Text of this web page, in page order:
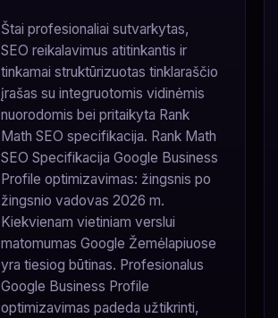
Štai profesionaliai sutvarkytas,
SEO reikalavimus atitinkantis ir
tinkamai struktūrizuotas tinklaraščio
įrašas su integruotomis vidinėmis
nuorodomis bei pritaikyta Rank
Math SEO specifikacija. Rank Math
SEO Specifikacija Google Business
Profile optimizavimas: žingsnis po
žingsnio vadovas 2026 m.
Kiekvienam vietiniam verslui
matomumas Google Žemėlapiuose
yra tiesiog būtinas. Profesionalus
Google Business Profile
optimizavimas padeda užtikrinti,